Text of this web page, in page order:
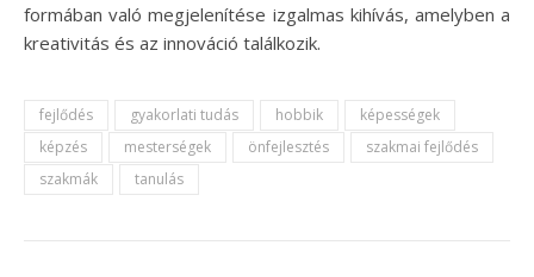
formában való megjelenítése izgalmas kihívás, amelyben a
kreativitás és az innováció találkozik.
fejlődés gyakorlati tudás hobbik
képességek
képzés
mesterségek önfejlesztés
szakmai fejlődés
szakmák
tanulás